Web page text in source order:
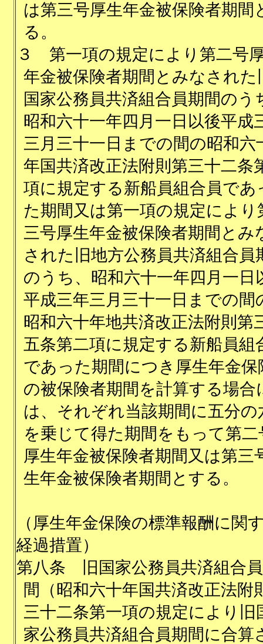
は第三号厚生年金被保険者期間
る。
３
第一項の規定により第二号
年金被保険者期間とみなされた
国家公務員共済組合員期間のう
昭和六十一年四月一日以後平成
三月三十一日までの間の昭和六
年国共済改正法附則第三十二条
項に規定する新船員組合員であ
た期間又は第一項の規定により
三号厚生年金被保険者期間とみ
された旧地方公務員共済組合員
のうち、昭和六十一年四月一日
平成三年三月三十一日までの間
昭和六十年地共済改正法附則第
五条第二項に規定する新船員組
であった期間につき厚生年金保
の被保険者期間を計算する場合
は、それぞれ当該期間に五分の
を乗じて得た期間をもって第二
厚生年金被保険者期間又は第三
生年金被保険者期間とする。
（厚生年金保険の標準報酬に関
経過措置）
第八条
旧国家公務員共済組合
間（昭和六十年国共済改正法附
三十二条第一項の規定により旧
家公務員共済組合員期間に合算